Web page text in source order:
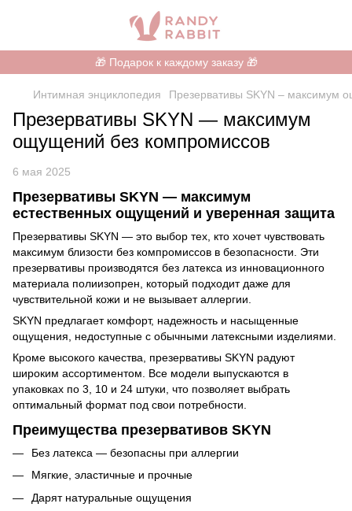
🎁 Подарок к каждому заказу 🎁
Интимная энциклопедия Презервативы SKYN – максимум
Презервативы SKYN — максимум
ощущений без компромиссов
6 мая 2025
Презервативы SKYN — максимум
естественных ощущений и уверенная защита
Презервативы SKYN — это выбор тех, кто хочет чувствовать
максимум близости без компромиссов в безопасности. Эти
презервативы производятся без латекса из инновационного
материала полиизопрен, который подходит даже для
чувствительной кожи и не вызывает аллергии.
SKYN предлагает комфорт, надежность и насыщенные
ощущения, недоступные с обычными латексными изделиями.
Кроме высокого качества, презервативы SKYN радуют
широким ассортиментом. Все модели выпускаются в
упаковках по 3, 10 и 24 штуки, что позволяет выбрать
оптимальный формат под свои потребности.
Преимущества презервативов SKYN
Без латекса — безопасны при аллергии
Мягкие, эластичные и прочные
Дарят натуральные ощущения